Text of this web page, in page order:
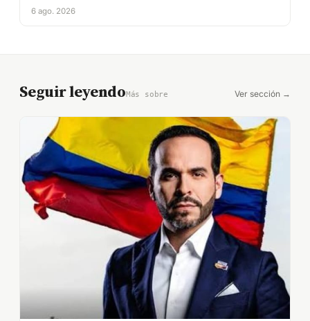
6 ago. 2026
Seguir leyendoMás sobre Ver sección →